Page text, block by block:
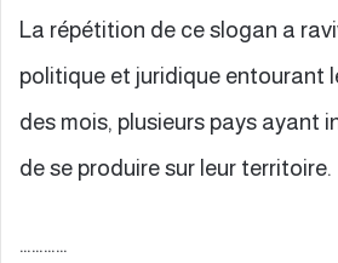
La répétition de ce slogan a
politique et juridique entourant
des mois, plusieurs pays ayant
de se produire sur leur territoire.
…………